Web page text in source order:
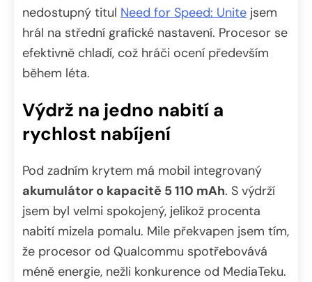
nedostupný titul Need for Speed: Unite jsem
hrál na střední grafické nastavení. Procesor se
efektivně chladí, což hráči ocení především
během léta.
Výdrž na jedno nabití a
rychlost nabíjení
Pod zadním krytem má mobil integrovaný
akumulátor o kapacitě 5 110 mAh. S výdrží
jsem byl velmi spokojený, jelikož procenta
nabití mizela pomalu. Mile překvapen jsem tím,
že procesor od Qualcommu spotřebovává
méně energie, nežli konkurence od MediaTeku.